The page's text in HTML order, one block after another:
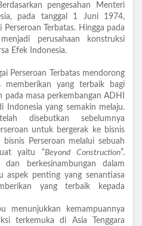
pengesahan Menteri
pada tanggal 1 Juni 1974,
Terbatas. Hingga pada
perusahaan konstruksi
Efek Indonesia.
Perseroan Terbatas mendorong
yang terbaik bagi
masa perkembangan ADHI
Indonesia yang semakin melaju.
disebutkan sebelumnya
untuk bergerak ke bisnis
Perseroan melalui sebuah
yaitu “Beyond Construction”.
berkesinambungan dalam
aspek penting yang senantiasa
yang terbaik kepada
menunjukkan kemampuannya
terkemuka di Asia Tenggara